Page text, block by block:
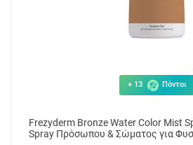
ΑΓΟΡΑ
+ 13 Πόντοι
Frezyderm Bronze Water Color Mist
Spray Πρόσωπου & Σώματος για